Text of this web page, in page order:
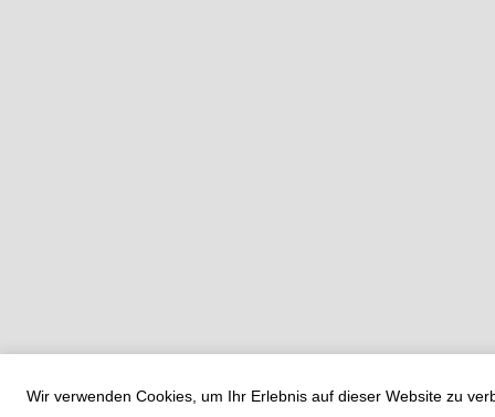
Wir verwenden Cookies, um Ihr Erlebnis auf dieser Website zu